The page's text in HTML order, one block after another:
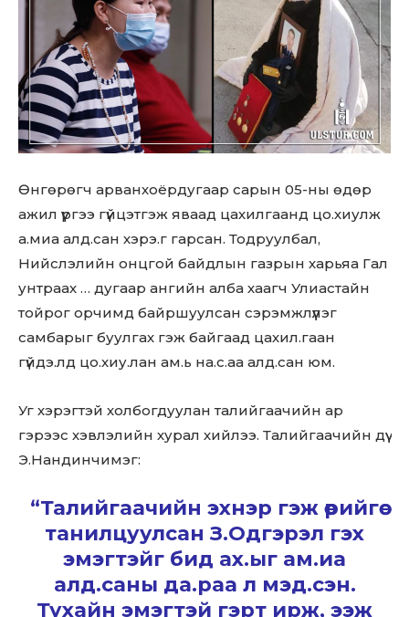
Өнгөрөгч арванхоёрдугаар сарын 05-ны өдөр
ажил үүргээ гүйцэтгэж яваад цахилгаанд цо.хиулж
а.миа алд.сан хэрэ.г гарсан. Тодруулбал,
Нийслэлийн онцгой байдлын газрын харьяа Гал
унтраах … дугаар ангийн алба хаагч Улиастайн
тойрог орчимд байршуулсан сэрэмжлүүлэг
самбарыг буулгах гэж байгаад цахил.гаан
гүйдэ.лд цо.хиу.лан ам.ь на.с.аа алд.сан юм.
Уг хэрэгтэй холбогдуулан талийгаачийн ар
гэрээс хэвлэлийн хурал хийлээ. Талийгаачийн дүү
Э.Нандинчимэг:
“Талийгаачийн эхнэр гэж өөрийгөө
танилцуулсан З.Одгэрэл гэх
эмэгтэйг бид ах.ыг ам.иа
алд.саны да.раа л мэд.сэн.
Тухайн эмэгтэй гэрт ирж, ээж